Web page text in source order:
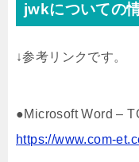
jwkについての
↓参考リンクです。
●Microsoft Word –
https://www.com-